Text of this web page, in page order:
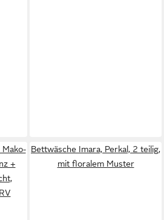
Mako-
+
Bettwäsche Imara, Perkal, 2 teilig,
mit floralem Muster